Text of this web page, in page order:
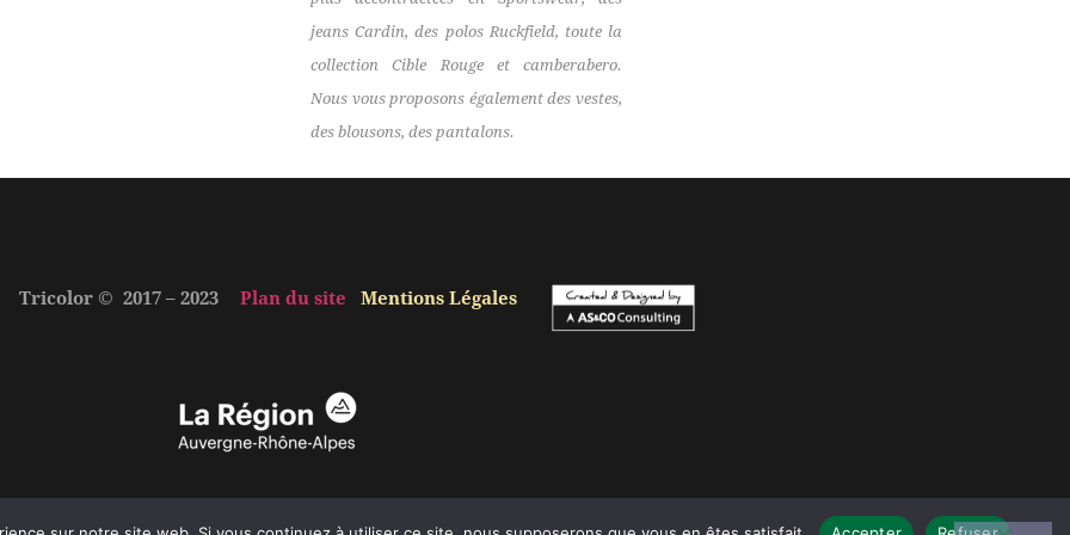
jeans Cardin, des polos Ruckfield, toute la
collection Cible Rouge et camberabero.
Nous vous proposons également des vestes,
des blousons, des pantalons.
Tricolor © 2017 – 2023 Plan du site Mentions Légales